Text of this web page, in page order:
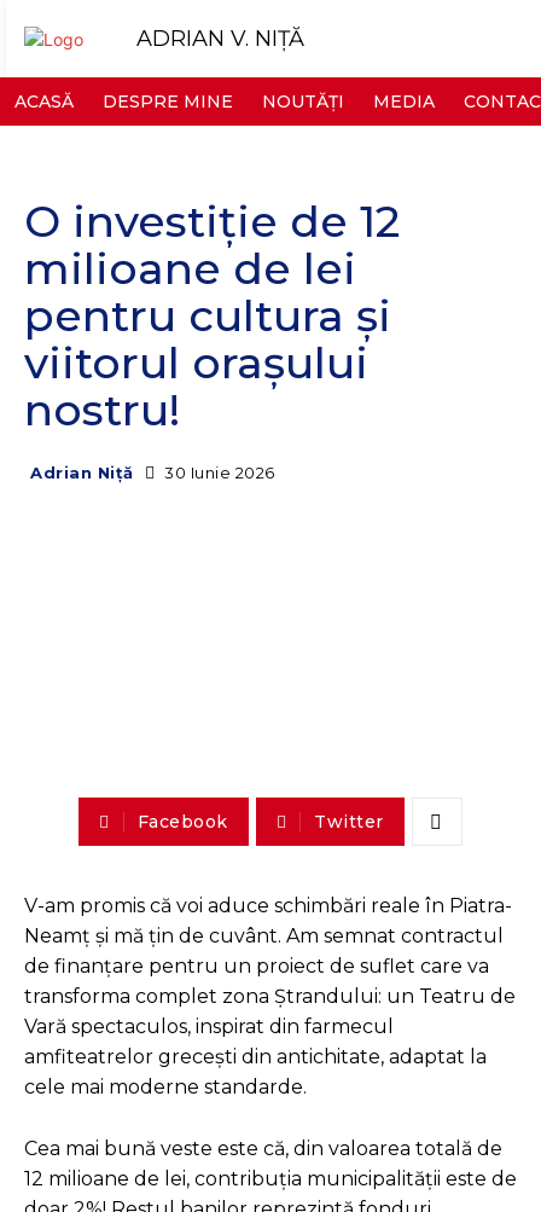
ADRIAN V. NIȚĂ
ACASĂ DESPRE MINE NOUTĂȚI MEDIA
O investiție de 12
milioane de lei
pentru cultura și
viitorul orașului
nostru!
Adrian Niță 30 Iunie 2026
Facebook Twitter
V-am promis că voi aduce schimbări reale în Piatra-
Neamț și mă țin de cuvânt. Am semnat contractul
de finanțare pentru un proiect de suflet care va
transforma complet zona Ștrandului: un Teatru de
Vară spectaculos, inspirat din farmecul
amfiteatrelor grecești din antichitate, adaptat la
cele mai moderne standarde.
Cea mai bună veste este că, din valoarea totală de
12 milioane de lei, contribuția municipalității este de